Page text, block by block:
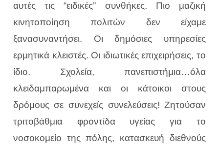
αυτές τις “ειδικές” συνθήκες. Πιο μαζική
κινητοποίηση πολιτών δεν είχαμε
ξανασυναντήσει. Οι δημόσιες υπηρεσίες
ερμητικά κλειστές. Οι ιδιωτικές επιχειρήσεις, το
ίδιο. Σχολεία, πανεπιστήμια…όλα
κλειδαμπαρωμένα και οι κάτοικοι στους
δρόμους σε συνεχείς συνελεύσεις! Ζητούσαν
τριτοβάθμια φροντίδα υγείας για το
νοσοκομείο της πόλης, κατασκευή διεθνούς